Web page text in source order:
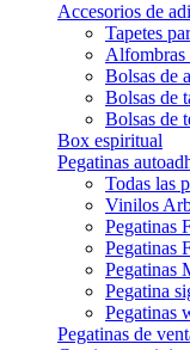
Accesorios de
Tapetes
Alfombras
Bolsas de
Bolsas de
Bolsas de
Box espiritual
Pegatinas
Todas las
Vinilos
Pegatinas
Pegatinas
Pegatinas
Pegatina
Pegatinas
Pegatinas de